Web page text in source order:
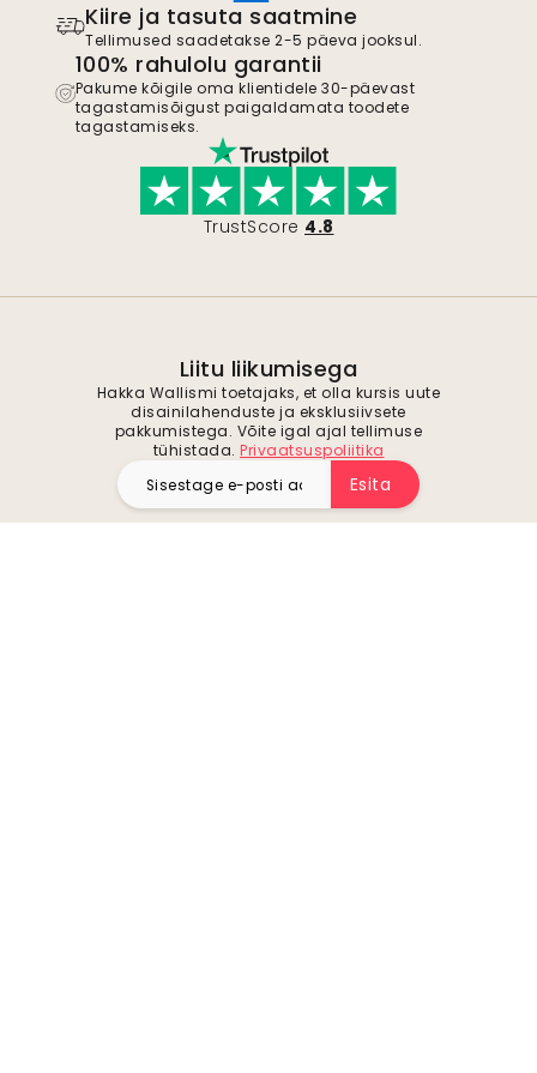
Kiire ja tasuta saatmine
Tellimused saadetakse 2-5 päeva jooksul.
100% rahulolu garantii
Pakume kõigile oma klientidele 30-päevast
tagastamisõigust paigaldamata toodete
tagastamiseks.
TrustScore 4.8
Liitu liikumisega
Hakka Wallismi toetajaks, et olla kursis uute
disainilahenduste ja eksklusiivsete
pakkumistega. Võite igal ajal tellimuse
tühistada. Privaatsuspoliitika
Esita